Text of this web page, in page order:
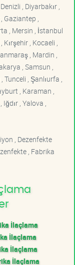
, Diyarbakır ,
Gaziantep ,
, Mersin , İstanbul
, Kocaeli ,
, Mardin ,
, Samsun ,
, Şanlıurfa ,
, Karaman ,
, Yalova ,
, Dezenfekte
, Fabrika
İlaçlama
İlaçlama
İlaçlama
İlaçlama